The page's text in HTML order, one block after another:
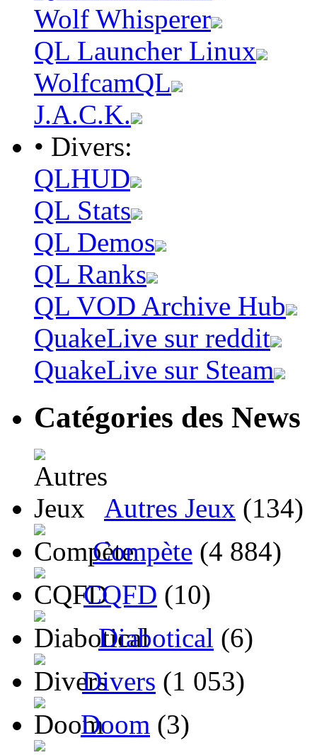
Wolf Whisperer
QL Launcher Linux
WolfcamQL
J.A.C.K.
• Divers:
QLHUD
QL Stats
QL Demos
QL Ranks
QL VOD Archive Hub
QuakeLive sur reddit
QuakeLive sur Steam
Catégories des News
Autres Jeux (134)
Compète (4 884)
CQFD (10)
Diabotical (6)
Divers (1 053)
Doom (3)